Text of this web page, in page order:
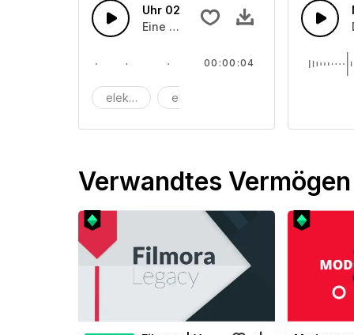
Uhr 02
Eine tickende Uhr
elektrisch elektronisch
00:00:04
Verwandtes Vermögen